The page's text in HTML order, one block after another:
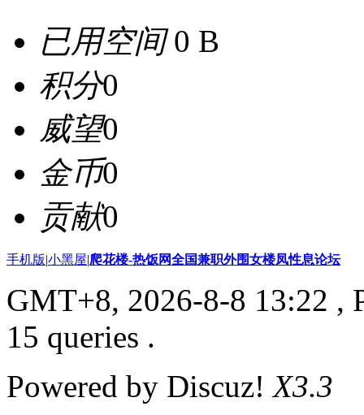
已用空间0 B
积分0
威望0
金币0
贡献0
手机版|小黑屋|爬花楼-热饭网全国兼职外围女楼凤性息论坛
GMT+8, 2026-8-8 13:22 ,
15 queries .
Powered by Discuz!X3.3